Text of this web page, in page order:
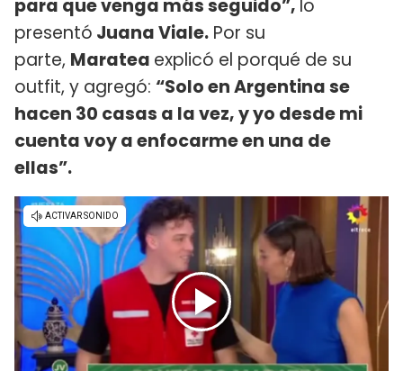
para que venga más seguido”, lo
presentó Juana Viale. Por su
parte, Maratea explicó el porqué de su
outfit, y agregó: “Solo en Argentina se
hacen 30 casas a la vez, y yo desde mi
cuenta voy a enfocarme en una de
ellas”.